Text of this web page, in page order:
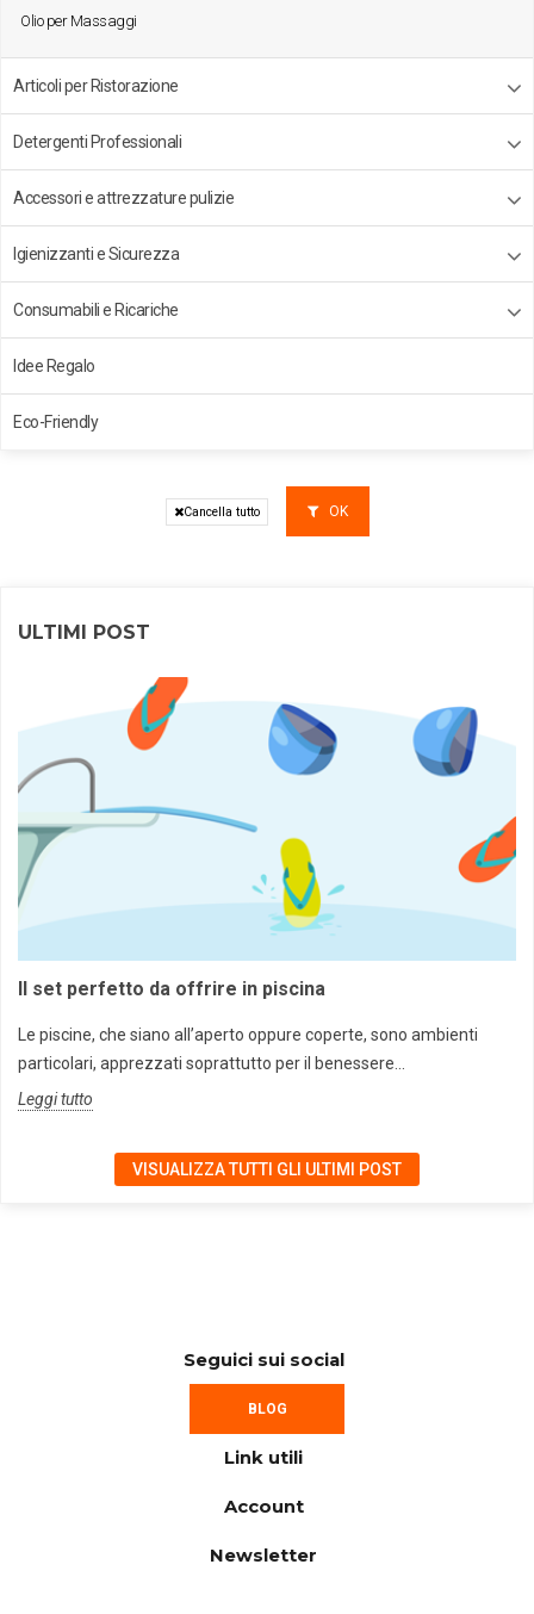
Olio per Massaggi
Articoli per Ristorazione
Detergenti Professionali
Accessori e attrezzature pulizie
Igienizzanti e Sicurezza
Consumabili e Ricariche
Idee Regalo
Eco-Friendly
Cancella tutto OK
ULTIMI POST
Il set perfetto da offrire in piscina
Le piscine, che siano all’aperto oppure coperte, sono ambienti
particolari, apprezzati soprattutto per il benessere...
Leggi tutto
VISUALIZZA TUTTI GLI ULTIMI POST
Seguici sui social
BLOG
Link utili
Account
Newsletter